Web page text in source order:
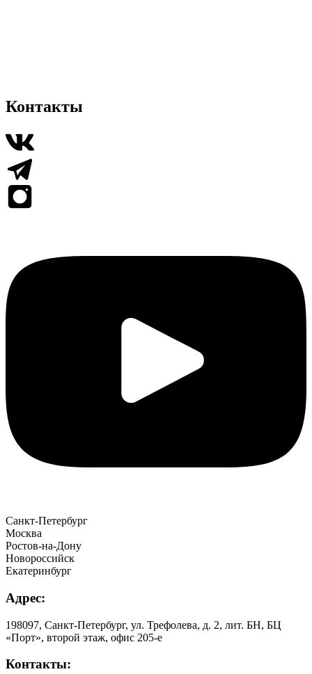
Контакты
Санкт-Петербург
Москва
Ростов-на-Дону
Новороссийск
Екатеринбург
Адрес:
198097, Санкт-Петербург, ул. Трефолева, д. 2, лит. БН, БЦ
«Порт», второй этаж, офис 205-е
Контакты: